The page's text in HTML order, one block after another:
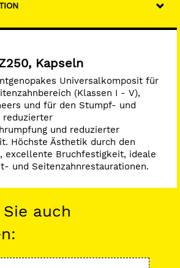
Kapseln
Universalkomposit für
(Klassen I - V),
und für den Stumpf- und
reduzierter
und reduzierter
Höchste Ästhetik durch den
excellente Bruchfestigkeit, ideale
und Seitenzahnrestaurationen.
auch